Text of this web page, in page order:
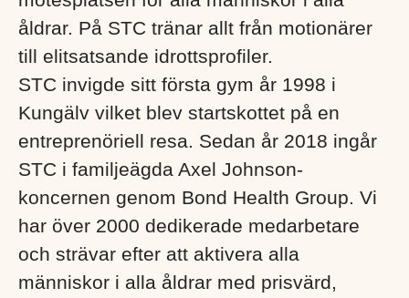
åldrar. På STC tränar allt från motionärer
till elitsatsande idrottsprofiler.
STC invigde sitt första gym år 1998 i
Kungälv vilket blev startskottet på en
entreprenöriell resa. Sedan år 2018 ingår
STC i familjeägda Axel Johnson-
koncernen genom Bond Health Group. Vi
har över 2000 dedikerade medarbetare
och strävar efter att aktivera alla
människor i alla åldrar med prisvärd,